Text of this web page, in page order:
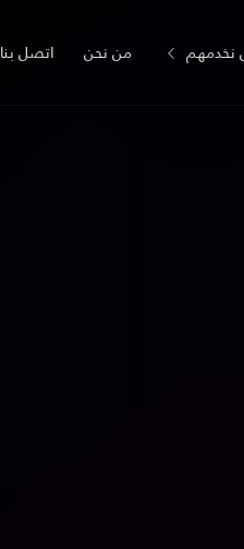
نخدمهم من نحن اتصل بنا